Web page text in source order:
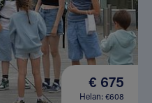
€ 675
Helan: €608